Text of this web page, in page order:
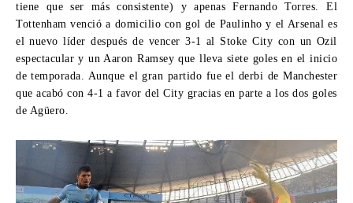
tiene que ser más consistente) y apenas Fernando Torres. El
Tottenham venció a domicilio con gol de Paulinho y el Arsenal es
el nuevo líder después de vencer 3-1 al Stoke City con un Ozil
espectacular y un Aaron Ramsey que lleva siete goles en el inicio
de temporada. Aunque el gran partido fue el derbi de Manchester
que acabó con 4-1 a favor del City gracias en parte a los dos goles
de Agüero.